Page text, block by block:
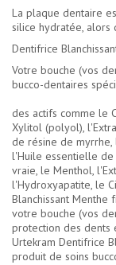
La plaque dentaire
silice hydratée, alors
Dentifrice
Votre bouche (vos
bucco-dentaires
des actifs comme le
Xylitol (polyol),
de résine de
l'Huile essentielle
vraie, le Menthol,
l'Hydroxyapatite, le
Blanchissant
votre bouche (vos
protection des dents
Urtekram Dentifrice
produit de soins